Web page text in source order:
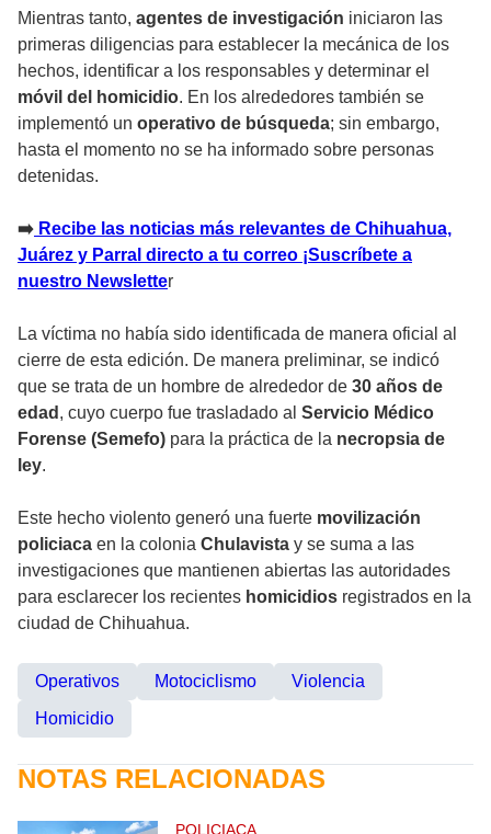
Mientras tanto, agentes de investigación iniciaron las
primeras diligencias para establecer la mecánica de los
hechos, identificar a los responsables y determinar el
móvil del homicidio. En los alrededores también se
implementó un operativo de búsqueda; sin embargo,
hasta el momento no se ha informado sobre personas
detenidas.
➡️ Recibe las noticias más relevantes de Chihuahua,
Juárez y Parral directo a tu correo ¡Suscríbete a
nuestro Newsletter
La víctima no había sido identificada de manera oficial al
cierre de esta edición. De manera preliminar, se indicó
que se trata de un hombre de alrededor de 30 años de
edad , cuyo cuerpo fue trasladado al Servicio Médico
Forense (Semefo) para la práctica de la necropsia de
ley.
Este hecho violento generó una fuerte movilización
policiaca en la colonia Chulavista y se suma a las
investigaciones que mantienen abiertas las autoridades
para esclarecer los recientes homicidios registrados en la
ciudad de Chihuahua.
Operativos Motociclismo
Violencia
Homicidio
NOTAS RELACIONADAS
POLICIACA